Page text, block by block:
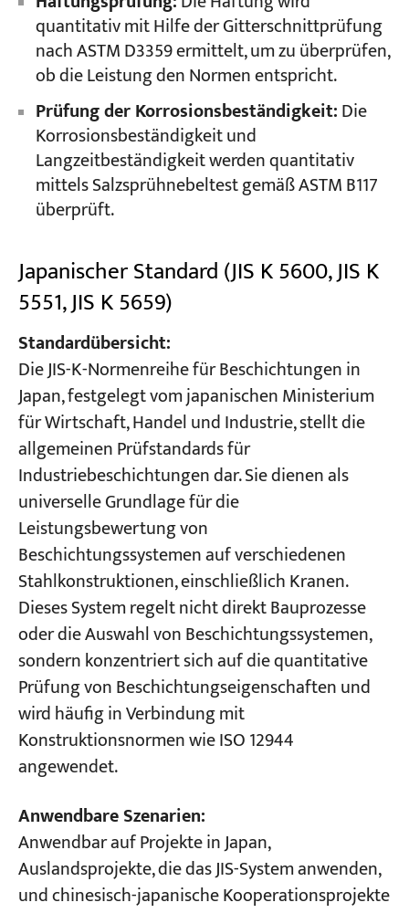
quantitativ mit Hilfe der Gitterschnittprüfung
nach ASTM D3359 ermittelt, um zu überprüfen,
ob die Leistung den Normen entspricht.
Prüfung der Korrosionsbeständigkeit:Die
Korrosionsbeständigkeit und
Langzeitbeständigkeit werden quantitativ
mittels Salzsprühnebeltest gemäß ASTM B117
überprüft.
Japanischer Standard (JIS K 5600, JIS K
5551, JIS K 5659)
Standardübersicht:
Die JIS-K-Normenreihe für Beschichtungen in
Japan, festgelegt vom japanischen Ministerium
für Wirtschaft, Handel und Industrie, stellt die
allgemeinen Prüfstandards für
Industriebeschichtungen dar. Sie dienen als
universelle Grundlage für die
Leistungsbewertung von
Beschichtungssystemen auf verschiedenen
Stahlkonstruktionen, einschließlich Kranen.
Dieses System regelt nicht direkt Bauprozesse
oder die Auswahl von Beschichtungssystemen,
sondern konzentriert sich auf die quantitative
Prüfung von Beschichtungseigenschaften und
wird häufig in Verbindung mit
Konstruktionsnormen wie ISO 12944
angewendet.
Anwendbare Szenarien:
Anwendbar auf Projekte in Japan,
Auslandsprojekte, die das JIS-System anwenden,
und chinesisch-japanische Kooperationsprojekte